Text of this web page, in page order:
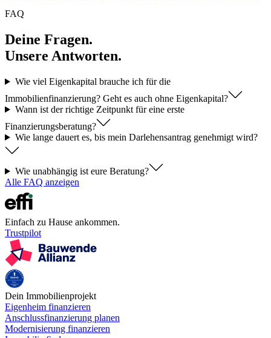
FAQ
Deine Fragen.
Unsere Antworten.
Wie viel Eigenkapital brauche ich für die
Immobilienfinanzierung? Geht es auch ohne Eigenkapital?
Wann ist der richtige Zeitpunkt für eine erste
Finanzierungsberatung?
Wie lange dauert es, bis mein Darlehensantrag genehmigt wird?
Wie unabhängig ist eure Beratung?
Alle FAQ anzeigen
Einfach zu Hause ankommen.
Trustpilot
Dein Immobilienprojekt
Eigenheim finanzieren
Anschlussfinanzierung planen
Modernisierung finanzieren